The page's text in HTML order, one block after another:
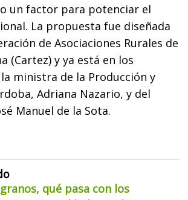
un factor para potenciar el
La propuesta fue diseñada
de Asociaciones Rurales de
(Cartez) y ya está en los
ministra de la Producción y
Adriana Nazario, y del
Manuel de la Sota.
qué pasa con los